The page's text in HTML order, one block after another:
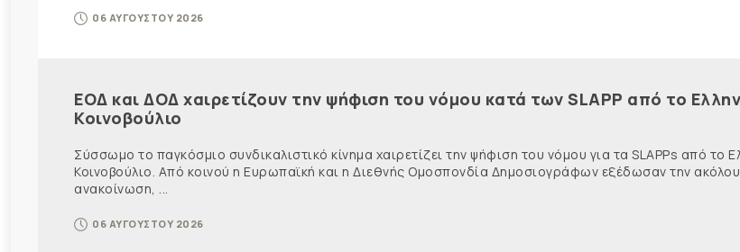
06 ΑΥΓΟΥΣΤΟΥ 2026
ΕΟΔ και ΔΟΔ χαιρετίζουν την ψήφιση του νόμου κατά των SLAPP από το
Κοινοβούλιο
Σύσσωμο το παγκόσμιο συνδικαλιστικό κίνημα χαιρετίζει την ψήφιση του νόμου για τα SLAPPs από το
Κοινοβούλιο. Από κοινού η Ευρωπαϊκή και η Διεθνής Ομοσπονδία Δημοσιογράφων εξέδωσαν την
ανακοίνωση, ...
06 ΑΥΓΟΥΣΤΟΥ 2026